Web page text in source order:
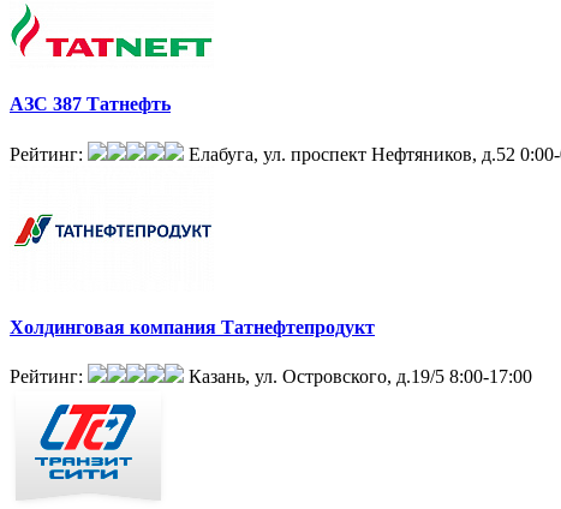
АЗС 387 Татнефть
Рейтинг: Елабуга, ул. проспект Нефтяников, д.52
Холдинговая компания Татнефтепродукт
Рейтинг: Казань, ул. Островского, д.19/5 8:00-17:00